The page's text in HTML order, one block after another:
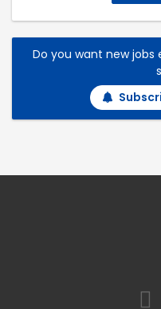
Do you want new